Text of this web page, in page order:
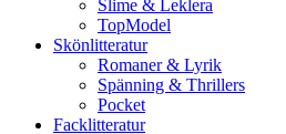
Slime & Leklera
TopModel
Skönlitteratur
Romaner & Lyrik
Spänning & Thrillers
Pocket
Facklitteratur